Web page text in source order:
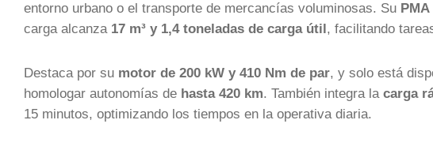
entorno urbano o el transporte de mercancías voluminosas. Su
carga alcanza 17 m³ y 1,4 toneladas de carga útil, facilitando
Destaca por su motor de 200 kW y 410 Nm de par, y solo está
homologar autonomías de hasta 420 km. También integra la carga
15 minutos, optimizando los tiempos en la operativa diaria.